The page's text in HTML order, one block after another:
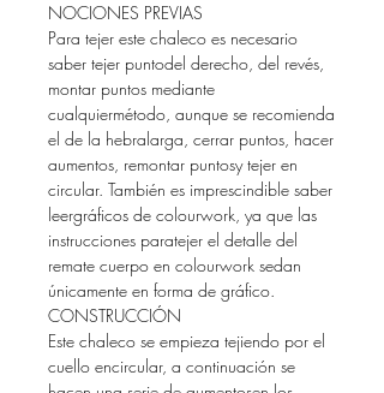
NOCIONES PREVIAS
Para tejer este chaleco es necesario
saber tejer puntodel derecho, del revés,
montar puntos mediante
cualquiermétodo, aunque se recomienda
el de la hebralarga, cerrar puntos, hacer
aumentos, remontar puntosy tejer en
circular. También es imprescindible saber
leergráficos de colourwork, ya que las
instrucciones paratejer el detalle del
remate cuerpo en colourwork sedan
únicamente en forma de gráfico.
CONSTRUCCIÓN
Este chaleco se empieza tejiendo por el
cuello encircular, a continuación se